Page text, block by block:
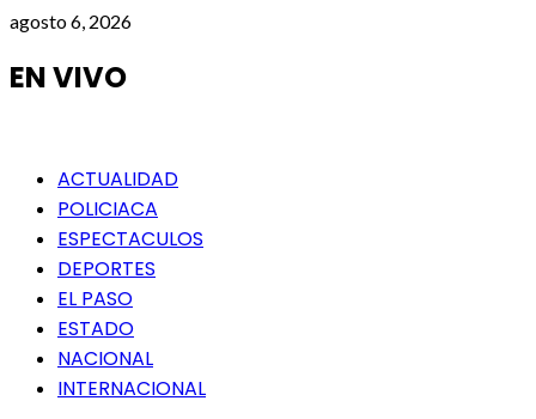
Saltar
contenido
agosto 6, 2026
EN VIVO
Menú
principal
ACTUALIDAD
POLICIACA
ESPECTACULOS
DEPORTES
EL PASO
ESTADO
NACIONAL
INTERNACIONAL